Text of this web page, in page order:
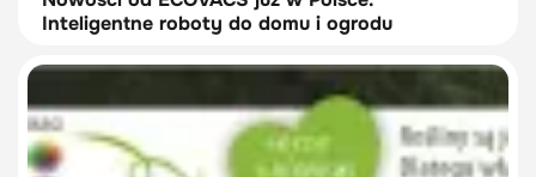
Inteligentne roboty do domu i ogrodu